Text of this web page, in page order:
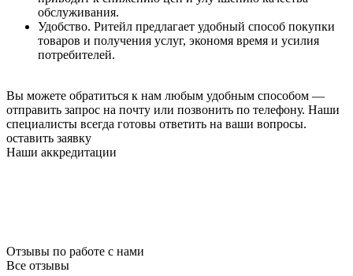
обслуживания.
Удобство. Ритейл предлагает удобный способ покупки
товаров и получения услуг, экономя время и усилия
потребителей.
Вы можете обратиться к нам любым удобным способом —
отправить запрос на почту или позвонить по телефону. Наши
специалисты всегда готовы ответить на ваши вопросы.
оставить заявку
Наши аккредитации
Отзывы по работе с нами
Все отзывы